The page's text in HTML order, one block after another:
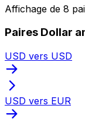
Affichage de 8
Paires Dollar
USD vers USD
USD vers EUR